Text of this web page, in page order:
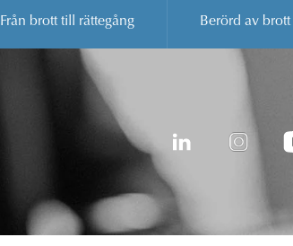
Från brott till rättegång Berörd av brott